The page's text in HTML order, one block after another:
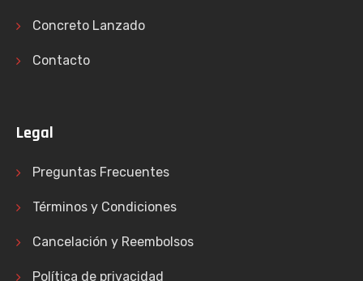
Concreto Lanzado
Contacto
Legal
Preguntas Frecuentes
Términos y Condiciones
Cancelación y Reembolsos
Política de privacidad